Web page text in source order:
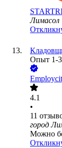
Лимасол
Опыт 1-3
4.1
•
11
город
Можно